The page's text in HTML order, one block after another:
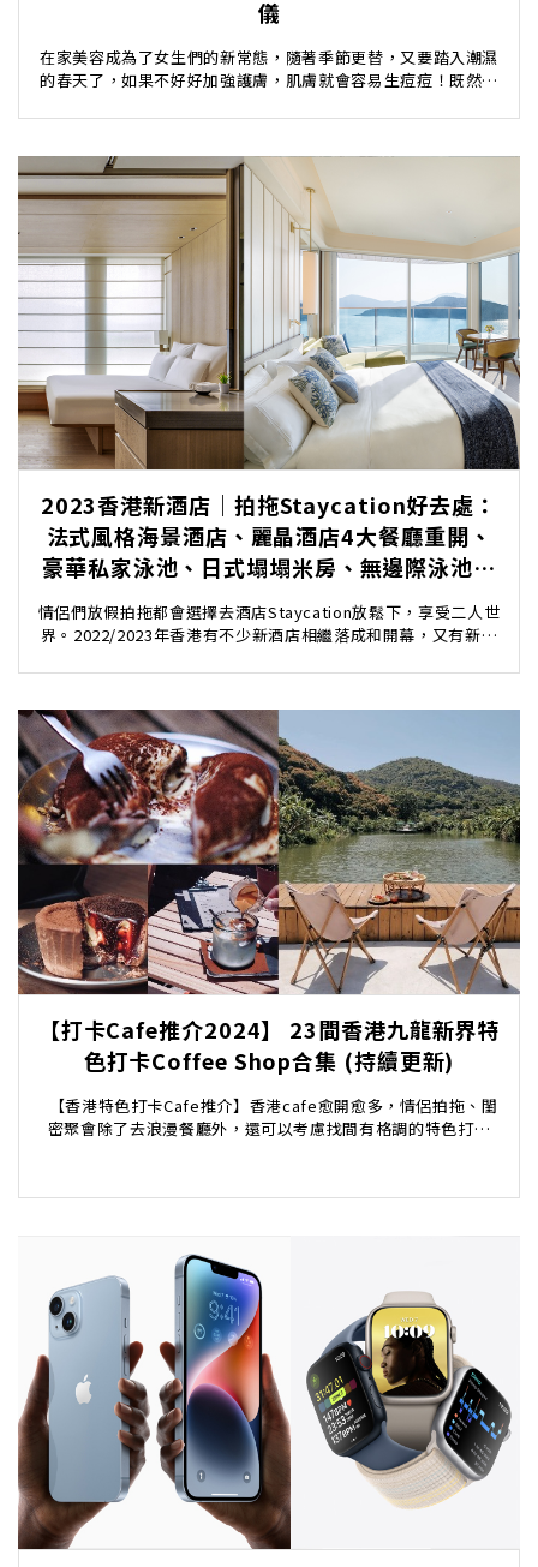
儀
在家美容成為了女生們的新常態，隨著季節更替，又要踏入潮濕
的春天了，如果不好好加強護膚，肌膚就會容易生痘痘！既然政
2023香港新酒店｜拍拖Staycation好去處：
法式風格海景酒店、麗晶酒店4大餐廳重開、
豪華私家泳池、日式塌塌米房、無邊際泳池打
卡！（持續更新）
情侶們放假拍拖都會選擇去酒店Staycation放鬆下，享受二人世
界。2022/2023年香港有不少新酒店相繼落成和開幕，又有新地
【打卡Cafe推介2024】 23間香港九龍新界特
色打卡Coffee Shop合集 (持續更新)
密聚會除了去浪漫餐廳外，還可以考慮找間有格調的特色打卡